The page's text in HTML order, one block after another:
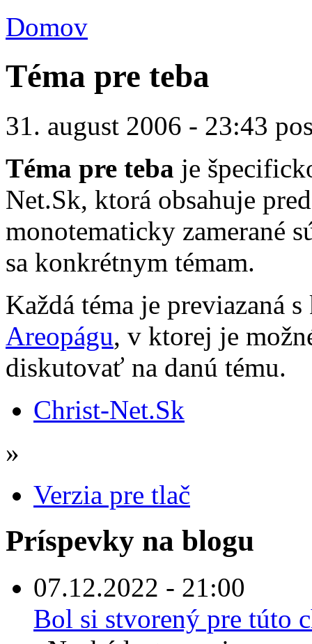
Domov
Téma pre teba
31. august 2006 - 23:43
Téma pre teba je
Net.Sk, ktorá obsahuje
monotematicky zamerané
sa konkrétnym témam.
Každá téma je previazaná
Areopágu, v ktorej je
diskutovať na danú tému.
Christ-Net.Sk
»
Verzia pre tlač
Príspevky na blogu
07.12.2022 - 21:00
Bol si stvorený pre túto